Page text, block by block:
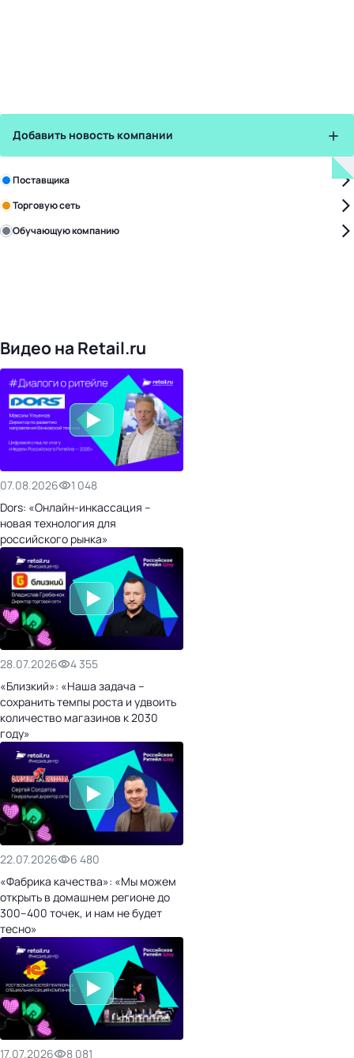
Добавить новость компании
Зарегистрируйте в бизнес-центре:
Поставщика
Торговую сеть
Обучающую компанию
Видео на Retail.ru
07.08.2026
1 048
Dors: «Онлайн-инкассация –
новая технология для
российского рынка»
28.07.2026
4 355
«Близкий»: «Наша задача –
сохранить темпы роста и удвоить
количество магазинов к 2030
году»
22.07.2026
6 480
«Фабрика качества»: «Мы можем
открыть в домашнем регионе до
300–400 точек, и нам не будет
тесно»
17.07.2026 8 081